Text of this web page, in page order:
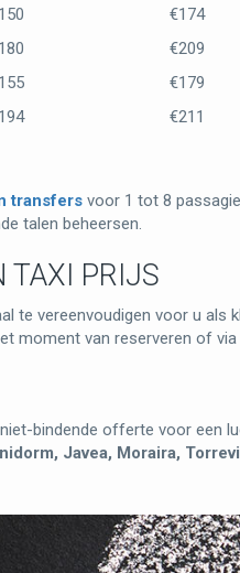
€174
€209
€179
€211
transfers voor 1 tot 8
talen beheersen.
TAXI PRIJS
te vereenvoudigen voor u als
moment van reserveren of
bindende offerte voor een
Javea, Moraira,